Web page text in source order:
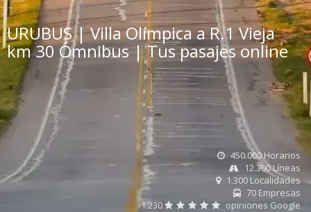
URUBUS | Villa Olímpica a R.1 Vieja
km 30 Ómnibus | Tus pasajes online
450.000 Horarios
12.300 Líneas
1.300 Localidades
70 Empresas
1.230
opiniones Google